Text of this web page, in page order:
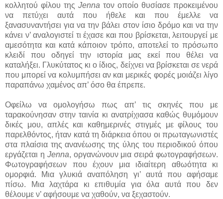
κολλητού φίλου της Jenna τον οποίο θυσίασε προκειμένου
να πετύχει αυτά που ήθελε και που έμελλε να
ξανασυναντήσει για να την βάλει στον ίσιο δρόμο και να την
κάνει ν’ αναλογιστεί τι έχασε και που βρίσκεται, λειτουργεί με
αμεσότητα και κατά κάποιον τρόπο, αποτελεί το πρόσωπο
κλειδί που οδηγεί την ιστορία μας εκεί που θέλει να
καταλήξει. Γλυκύτατος κι ο ίδιος, δείχνει να βρίσκεται σε νερά
που μπορεί να κολυμπήσει αν και μερικές φορές μοιάζει λίγο
παραπάνω χαμένος απ’ όσο θα έπρεπε.
Οφείλω να ομολογήσω πως απ’ τις σκηνές που με
ταρακούνησαν στην ταινία κι ανατρίχιασα καθώς θυμόμουν
δικές μου, απλές και καθημερινές στιγμές με φίλους του
παρελθόντος, ήταν κατά τη διάρκεια όπου οι πρωταγωνιστές
στα πλαίσια της ανανέωσης της ύλης του περιοδικού όπου
εργάζεται η Jenna, οργανώνουν μια σειρά φωτογραφήσεων.
Φωτογραφήσεων που έχουν μια ιδιαίτερη αθωότητα κι
ομορφιά. Μια γλυκιά αναπόληση γι’ αυτά που αφήσαμε
πίσω. Μια λαχτάρα κι επιθυμία για όλα αυτά που δεν
θέλουμε ν’ αφήσουμε να χαθούν, να ξεχαστούν.